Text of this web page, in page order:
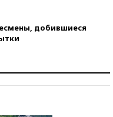
добившиеся